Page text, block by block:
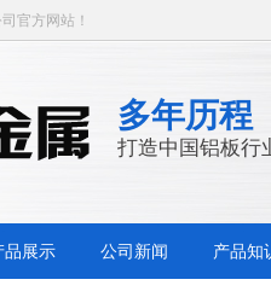
官方网站！
多年历程
打造中国铝板行
品展示 公司新闻 产品知